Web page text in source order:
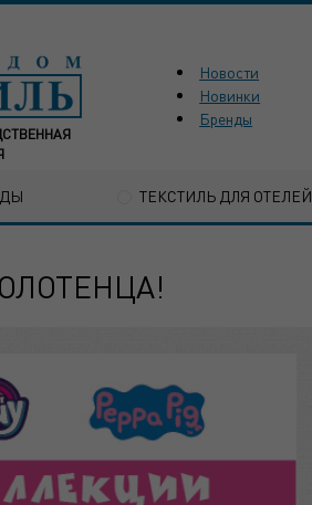
Новости
Новинки
Бренды
ТЕКСТИЛЬ ДЛЯ ОТЕЛЕЙ